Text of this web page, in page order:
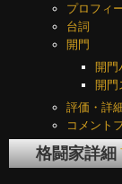
プロフィ
台詞
開門
開門
開門
評価・詳
コメント
格闘家詳細